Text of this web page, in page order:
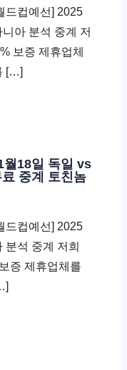
드컵예선] 2025
아 분석 중계 저
보증 제휴업체
[…]
월18일 독일 vs
중계 토친놈
드컵예선] 2025
분석 중계 저희
증 제휴업체를